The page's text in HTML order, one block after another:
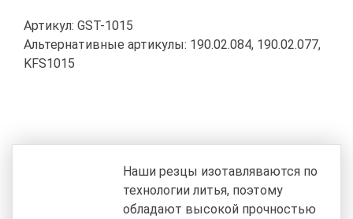
Артикул: GST-1015
Альтернативные артикулы: 190.02.084, 190.02.077,
KFS1015
Наши резцы изотавляваются по
технологии литья, поэтому
обладают высокой прочностью